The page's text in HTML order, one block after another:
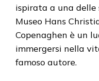
ispirata a una delle
Museo Hans
Copenaghen è un
immergersi nella
famoso autore.